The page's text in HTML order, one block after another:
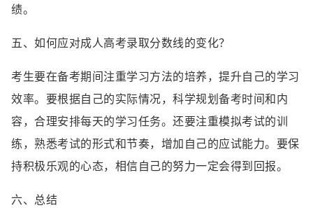
绩。
五、如何应对成人高考录取分数线的变化？
考生要在备考期间注重学习方法的培养，提升自己的学习
效率。要根据自己的实际情况，科学规划备考时间和内
容，合理安排每天的学习任务。还要注重模拟考试的训
练，熟悉考试的形式和节奏，增加自己的应试能力。要保
持积极乐观的心态，相信自己的努力一定会得到回报。
六、总结